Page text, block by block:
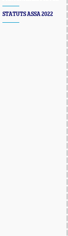
STATUTS ASSA 2022